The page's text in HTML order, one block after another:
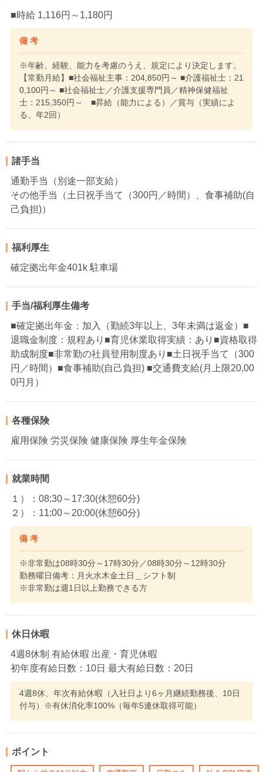
■時給 1,116円～1,180円
備 考
※年齢、経験、能力を考慮のうえ、規定により決定します。
【常勤月給】■社会福祉主事：204,850円～ ■介護福祉士：21
0,100円～ ■社会福祉士／介護支援専門員／精神保健福祉
士：215,350円～ ■昇給（能力による）／賞与（実績によ
る、年2回）
諸手当
通勤手当（別途一部支給）
その他手当（土日祝手当て（300円／時間）、食事補助(自
己負担)）
福利厚生
確定拠出年金401k 駐車場
手当/福利厚生備考
■確定拠出年金：加入（勤続3年以上、3年未満は返金）■
退職金制度：規程あり■育児休業取得実績：あり■資格取得
助成制度■非常勤の社員登用制度あり■土日祝手当て（300
円／時間）■食事補助(自己負担) ■交通費支給(月上限20,00
0円月）
各種保険
雇用保険 労災保険 健康保険 厚生年金保険
就業時間
１）：08:30～17:30(休憩60分)
２）：11:00～20:00(休憩60分)
備 考
※非常勤は08時30分～17時30分／08時30分～12時30分
勤務曜日備考：月火水木金土日＿シフト制
※非常勤は週1日以上勤務できる方
休日休暇
4週8休制 有給休暇 出産・育児休暇
初年度有給日数：10日 最大有給日数：20日
4週8休、年次有給休暇（入社日より6ヶ月継続勤務後、10日
付与）※有休消化率100%（毎年5連休取得可能）
ポイント